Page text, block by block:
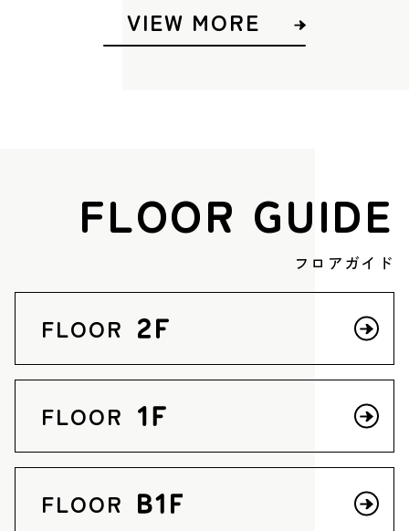
VIEW MORE
FLOOR GUIDE
フロアガイド
FLOOR
FLOOR
FLOOR B1F